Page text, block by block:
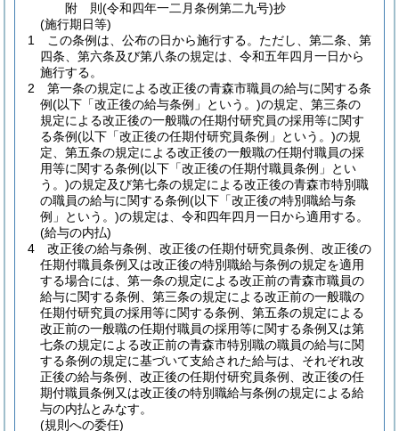
附 則(令和四年一二月条例第二九号)抄
(施行期日等)
1
この条例は、公布の日から施行する。 ただし、第二条、第
四条、第六条及び第八条の規定は、令和五年四月一日から
施行する。
2
第一条の規定による改正後の青森市職員の給与に関する条
例(以下「改正後の給与条例」という。)の規定、第三条の
規定による改正後の一般職の任期付研究員の採用等に関す
る条例(以下「改正後の任期付研究員条例」という。)の規
定、第五条の規定による改正後の一般職の任期付職員の採
用等に関する条例(以下「改正後の任期付職員条例」とい
う。)の規定及び第七条の規定による改正後の青森市特別職
の職員の給与に関する条例(以下「改正後の特別職給与条
例」という。)の規定は、令和四年四月一日から適用する。
(給与の内払)
4
改正後の給与条例、改正後の任期付研究員条例、改正後の
任期付職員条例又は改正後の特別職給与条例の規定を適用
する場合には、第一条の規定による改正前の青森市職員の
給与に関する条例、第三条の規定による改正前の一般職の
任期付研究員の採用等に関する条例、第五条の規定による
改正前の一般職の任期付職員の採用等に関する条例又は第
七条の規定による改正前の青森市特別職の職員の給与に関
する条例の規定に基づいて支給された給与は、それぞれ改
正後の給与条例、改正後の任期付研究員条例、改正後の任
期付職員条例又は改正後の特別職給与条例の規定による給
与の内払とみなす。
(規則への委任)